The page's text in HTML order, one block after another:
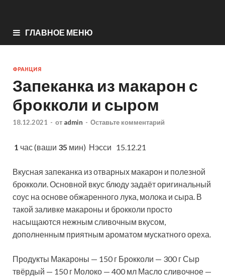
ГЛАВНОЕ МЕНЮ
ФРАНЦИЯ
Запеканка из макарон с
брокколи и сыром
18.12.2021 - от admin - Оставьте комментарий
1 час (ваши 35 мин) Нэсси 15.12.21
Вкусная запеканка из отварных макарон и полезной
брокколи. Основной вкус блюду задаёт оригинальный
соус на основе обжаренного лука, молока и сыра. В
такой заливке макароны и брокколи просто
насыщаются нежным сливочным вкусом,
дополненным приятным ароматом мускатного ореха.
Продукты Макароны — 150 г Брокколи — 300 г Сыр
твёрдый — 150 г Молоко — 400 мл Масло сливочное —